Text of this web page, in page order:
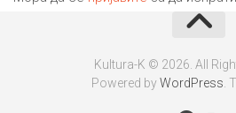
Kultura-K © 2026. All
Powered byWordPress.